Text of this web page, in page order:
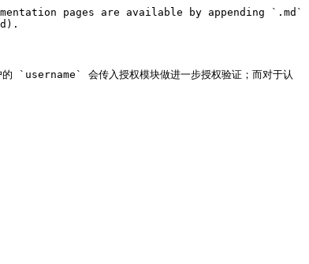
pages are available by appending `.md`
的 `username` 会传入授权模块做进一步授权验证；而对于认